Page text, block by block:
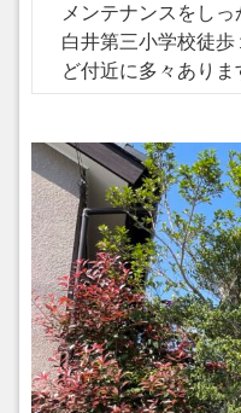
メンテナンスをしっ
白井第三小学校徒
ど付近に多々ありま